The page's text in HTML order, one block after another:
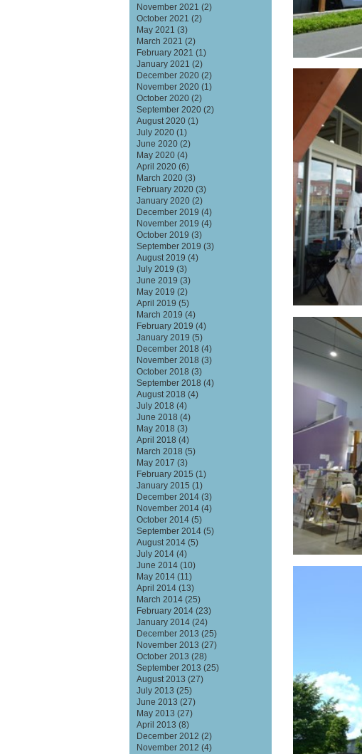
November 2021 (2)
October 2021 (2)
May 2021 (3)
March 2021 (2)
February 2021 (1)
January 2021 (2)
December 2020 (2)
November 2020 (1)
October 2020 (2)
September 2020 (2)
August 2020 (1)
July 2020 (1)
June 2020 (2)
May 2020 (4)
April 2020 (6)
March 2020 (3)
February 2020 (3)
January 2020 (2)
December 2019 (4)
November 2019 (4)
October 2019 (3)
September 2019 (3)
August 2019 (4)
July 2019 (3)
June 2019 (3)
May 2019 (2)
April 2019 (5)
March 2019 (4)
February 2019 (4)
January 2019 (5)
December 2018 (4)
November 2018 (3)
October 2018 (3)
September 2018 (4)
August 2018 (4)
July 2018 (4)
June 2018 (4)
May 2018 (3)
April 2018 (4)
March 2018 (5)
May 2017 (3)
February 2015 (1)
January 2015 (1)
December 2014 (3)
November 2014 (4)
October 2014 (5)
September 2014 (5)
August 2014 (5)
July 2014 (4)
June 2014 (10)
May 2014 (11)
April 2014 (13)
March 2014 (25)
February 2014 (23)
January 2014 (24)
December 2013 (25)
November 2013 (27)
October 2013 (28)
September 2013 (25)
August 2013 (27)
July 2013 (25)
June 2013 (27)
May 2013 (27)
April 2013 (8)
December 2012 (2)
November 2012 (4)